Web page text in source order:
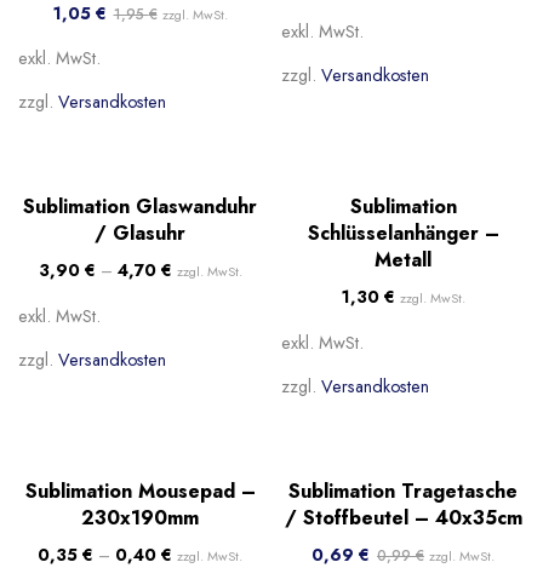
1,05 € 1,95€ zzgl. MwSt.
exkl. MwSt.
zzgl. Versandkosten
exkl. MwSt.
zzgl. Versandkosten
Beliebt
Sublimation Glaswanduhr
/ Glasuhr
3,90 € – 4,70 € zzgl. MwSt.
exkl. MwSt.
zzgl. Versandkosten
Sublimation
Schlüsselanhänger –
Metall
1,30 € zzgl. MwSt.
exkl. MwSt.
zzgl. Versandkosten
Sale!
Beliebt
Sublimation Mousepad –
230x190mm
0,35 € – 0,40 € zzgl. MwSt.
-30%
Beliebt
Sublimation Tragetasche
/ Stoffbeutel – 40x35cm
0,69 € 0,99€ zzgl. MwSt.